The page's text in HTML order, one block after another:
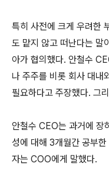
특히 사전에 크게 우려한
도 맡지 않고 떠난다는
아가 협의했다. 안철수
나 주주를 비롯 회사 대내
필요하다고 주장했다. 그
안철수 CEO는 과거에 장
성에 대해 3개월간 공부
자는 COO에게 말했다.